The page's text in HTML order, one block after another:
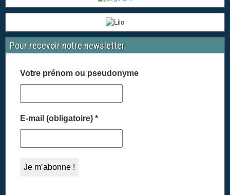
Pour recevoir notre newsletter.
Votre prénom ou pseudonyme
E-mail (obligatoire) *